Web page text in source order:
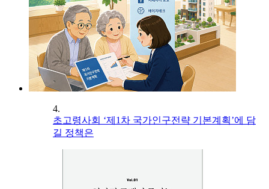
4.
초고령사회 ‘제1차 국가인구전략 기본계획’에 담
길 정책은